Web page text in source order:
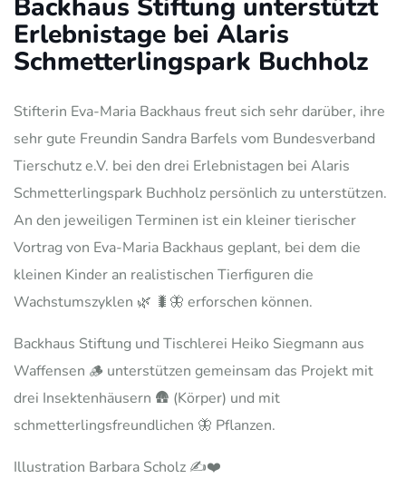
Backhaus Stiftung unterstützt
Erlebnistage bei Alaris
Schmetterlingspark Buchholz
Stifterin Eva-Maria Backhaus freut sich sehr darüber, ihre
sehr gute Freundin Sandra Barfels vom Bundesverband
Tierschutz e.V. bei den drei Erlebnistagen bei Alaris
Schmetterlingspark Buchholz persönlich zu unterstützen.
An den jeweiligen Terminen ist ein kleiner tierischer
Vortrag von Eva-Maria Backhaus geplant, bei dem die
kleinen Kinder an realistischen Tierfiguren die
Wachstumszyklen 🌿 🐛🦋 erforschen können.
Backhaus Stiftung und Tischlerei Heiko Siegmann aus
Waffensen 🪵 unterstützen gemeinsam das Projekt mit
drei Insektenhäusern 🛖 (Körper) und mit
schmetterlingsfreundlichen 🦋 Pflanzen.
Illustration Barbara Scholz ✍️❤️